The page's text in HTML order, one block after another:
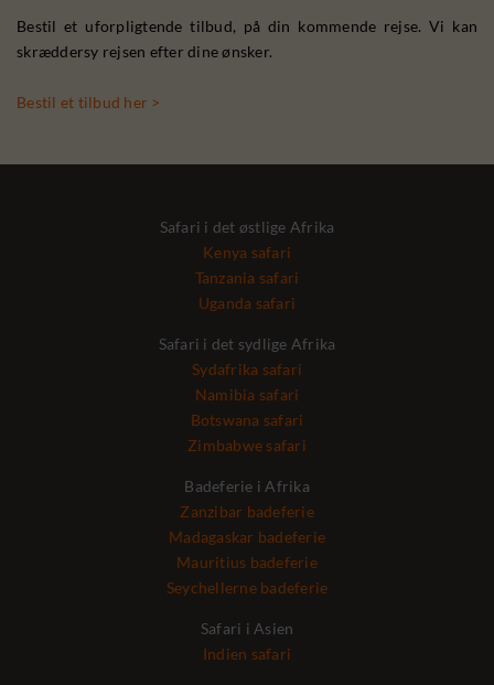
Bestil et uforpligtende tilbud, på din kommende rejse. Vi kan
skræddersy rejsen efter dine ønsker.
Bestil et tilbud her >
Safari i det østlige Afrika
Kenya safari
Tanzania safari
Uganda safari
Safari i det sydlige Afrika
Sydafrika safari
Namibia safari
Botswana safari
Zimbabwe safari
Badeferie i Afrika
Zanzibar badeferie
Madagaskar badeferie
Mauritius badeferie
Seychellerne badeferie
Safari i Asien
Indien safari